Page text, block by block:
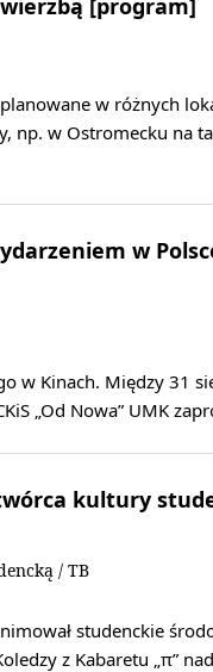
[program]
w różnych
np. w Ostromecku na
w
w Kinach. Między 31
„Od Nowa” UMK
kultury
/ TB
studenckie
z Kabaretu „π”